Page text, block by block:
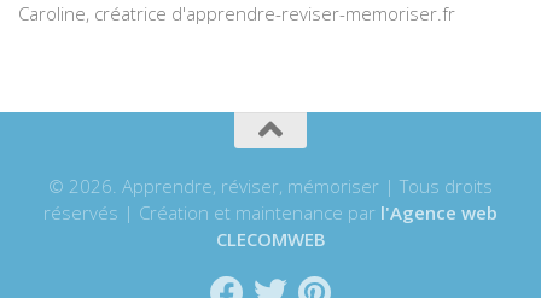
Caroline, créatrice d'apprendre-reviser-memoriser.fr
© 2026. Apprendre, réviser, mémoriser | Tous droits
réservés | Création et maintenance par l'Agence web
CLECOMWEB